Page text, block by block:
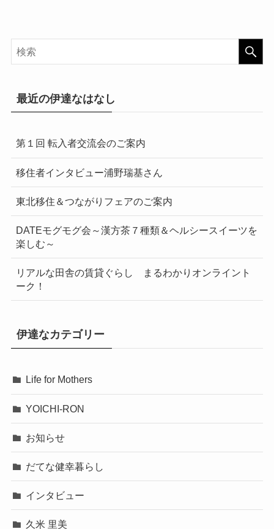
最近の伊達なはなし
第１回 転入者交流会のご案内
移住者インタビュー浦野瑞基さん
東北移住＆つながりフェアのご案内
DATEモグモグ会～漢方茶７種類＆ヘルシースイーツを
楽しむ～
リアルな田舎の賃貸ぐらし まるわかりオンライント
ーク！
伊達なカテゴリー
Life for Mothers
YOICHI-RON
お知らせ
だてな健幸暮らし
インタビュー
久米 里美